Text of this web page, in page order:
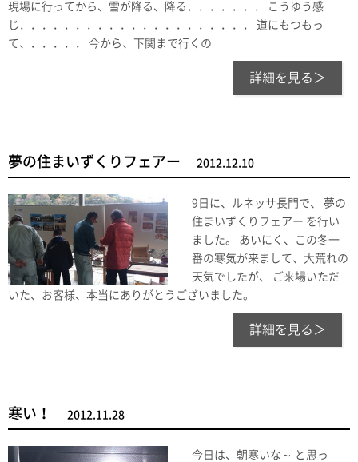
現場に行ってから、雪が降る、降る．．．．．．． こうゆう感
じ．．．．．．．．．．．．．．．．．．．．． 道にもつもっ
て、．．．．． 今から、下関まで行くの
詳細を見る＞
夢の住まいずくりフェアー 2012.12.10
9日に、ルネッサ長門で、 夢の
住まいずくりフェアー を行い
ました。 あいにく、この冬一
番の寒気が来まして、大荒れの
天気でしたが、 ご来場いただ
いた、お客様、本当にありがとうございました。
詳細を見る＞
寒い！ 2012.11.28
今日は、朝寒いな～ と思っ